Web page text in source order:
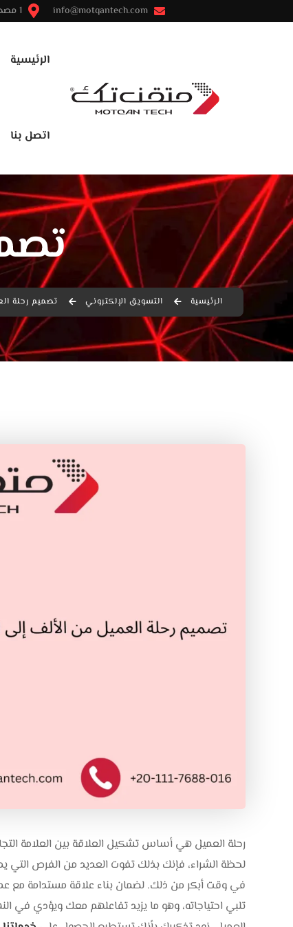
info@motqantech.com
الرئيسية
اتصل بنا
الرئيسية التسويق الإلكتروني تصميم رحلة
رحلة العميل هي أساس تشكيل العلاقة بين العلامة
لحظة الشراء، فإنك بذلك تفوت العديد من الفرص التي
في وقت أبكر من ذلك. لضمان بناء علاقة مستدامة مع
تلبي احتياجاته، وهو ما يزيد تفاعلهم معك ويؤدي في